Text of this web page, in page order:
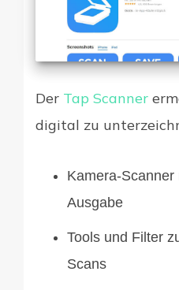
Der Tap Scanner
digital zu
Kamera-
Ausgabe
Tools und Filter
Scans